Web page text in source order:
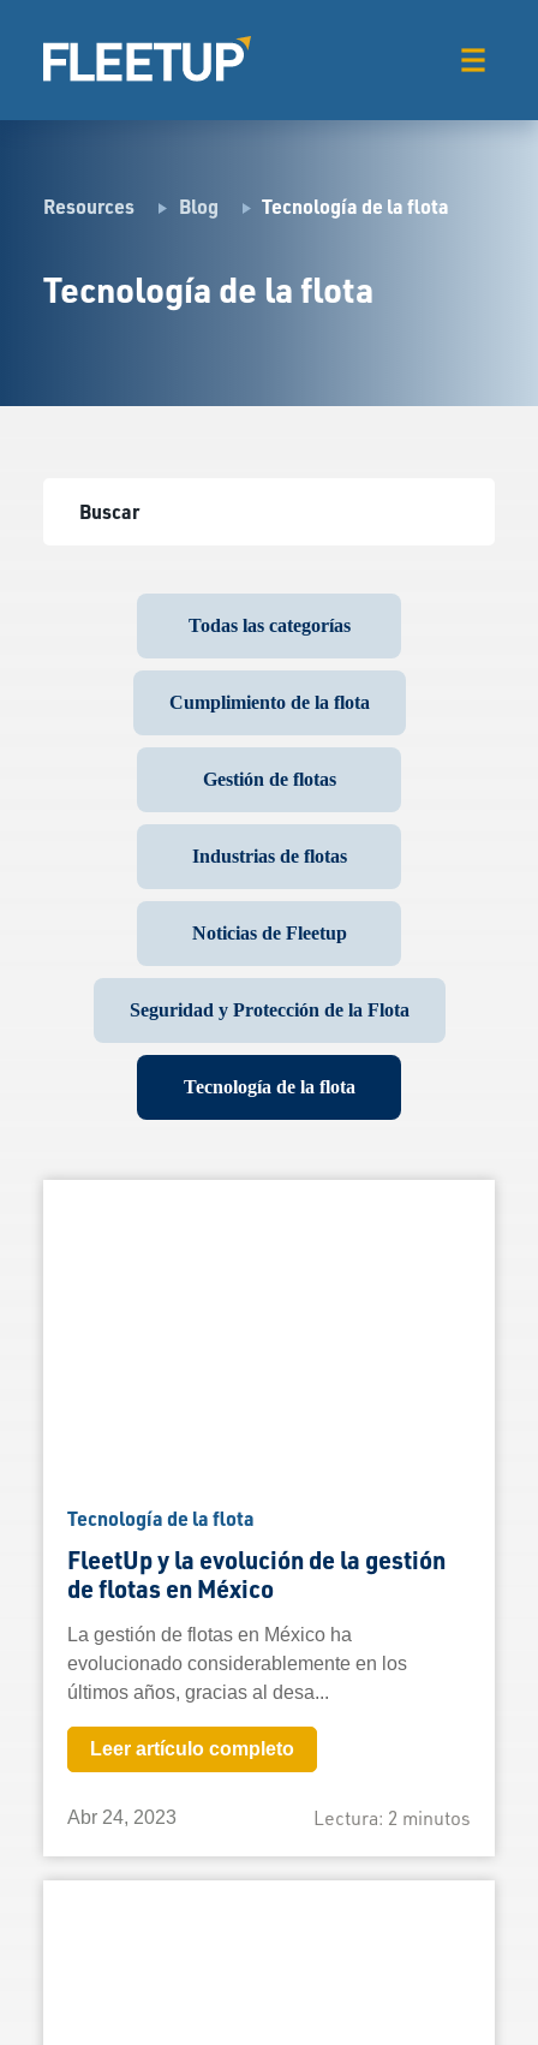
Resources Blog Tecnología de la flota
Tecnología de la flota
Todas las categorías
Cumplimiento de la flota
Gestión de flotas
Industrias de flotas
Noticias de Fleetup
Seguridad y Protección de la Flota
Tecnología de la flota
Tecnología de la flota
FleetUp y la evolución de la gestión
de flotas en México
La gestión de flotas en México ha
evolucionado considerablemente en los
últimos años, gracias al desa...
Leer artículo completo
Abr 24, 2023 Lectura: 2 minutos